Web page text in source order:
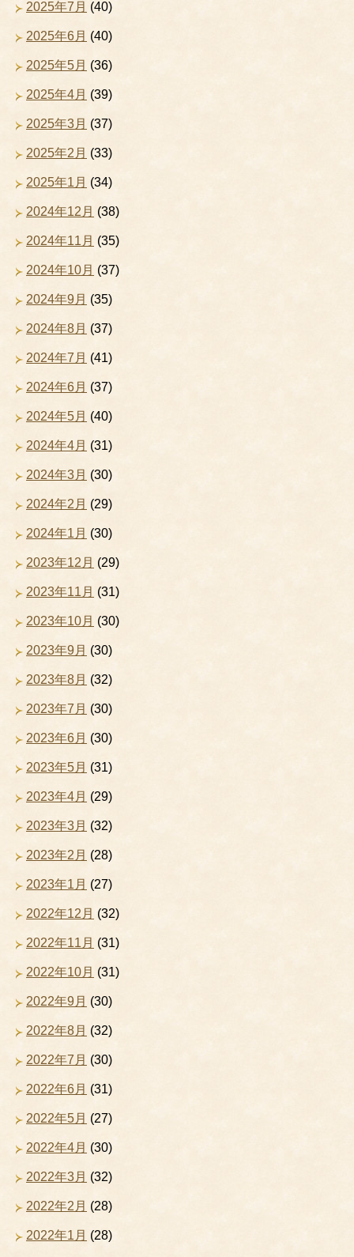
2025年7月 (40)
2025年6月 (40)
2025年5月 (36)
2025年4月 (39)
2025年3月 (37)
2025年2月 (33)
2025年1月 (34)
2024年12月 (38)
2024年11月 (35)
2024年10月 (37)
2024年9月 (35)
2024年8月 (37)
2024年7月 (41)
2024年6月 (37)
2024年5月 (40)
2024年4月 (31)
2024年3月 (30)
2024年2月 (29)
2024年1月 (30)
2023年12月 (29)
2023年11月 (31)
2023年10月 (30)
2023年9月 (30)
2023年8月 (32)
2023年7月 (30)
2023年6月 (30)
2023年5月 (31)
2023年4月 (29)
2023年3月 (32)
2023年2月 (28)
2023年1月 (27)
2022年12月 (32)
2022年11月 (31)
2022年10月 (31)
2022年9月 (30)
2022年8月 (32)
2022年7月 (30)
2022年6月 (31)
2022年5月 (27)
2022年4月 (30)
2022年3月 (32)
2022年2月 (28)
2022年1月 (28)